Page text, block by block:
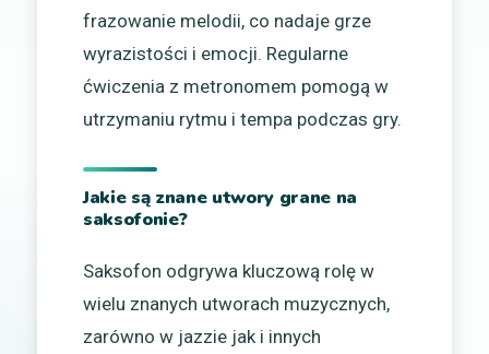
frazowanie melodii, co nadaje grze
wyrazistości i emocji. Regularne
ćwiczenia z metronomem pomogą w
utrzymaniu rytmu i tempa podczas gry.
Jakie są znane utwory grane na
saksofonie?
Saksofon odgrywa kluczową rolę w
wielu znanych utworach muzycznych,
zarówno w jazzie jak i innych